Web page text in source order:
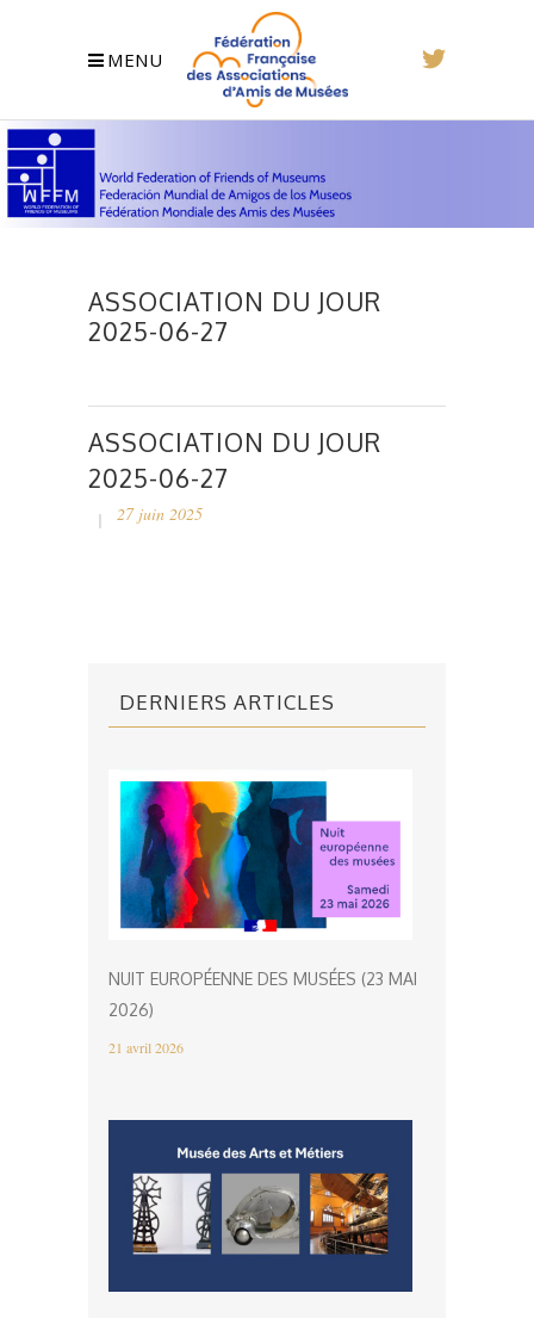
MENU
ASSOCIATION DU JOUR
2025-06-27
ASSOCIATION DU JOUR
2025-06-27
27 juin 2025
DERNIERS ARTICLES
NUIT EUROPÉENNE DES MUSÉES (23 MAI
2026)
21 avril 2026